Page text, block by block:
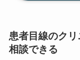
患者目線のク
相談できる